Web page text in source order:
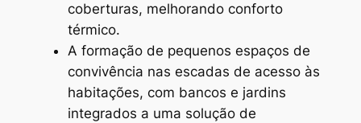
coberturas, melhorando conforto
térmico.
A formação de pequenos espaços de
convivência nas escadas de acesso às
habitações, com bancos e jardins
integrados a uma solução de